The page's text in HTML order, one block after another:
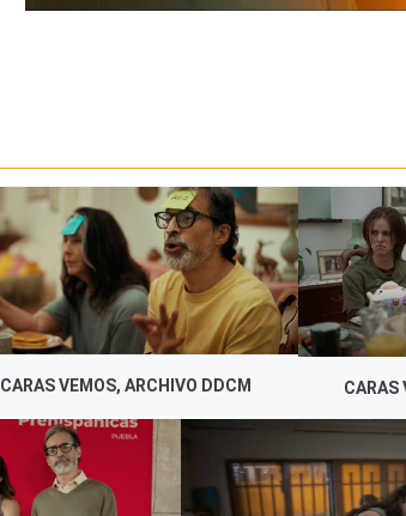
CARAS VEMOS, ARCHIVO DDCM CARAS